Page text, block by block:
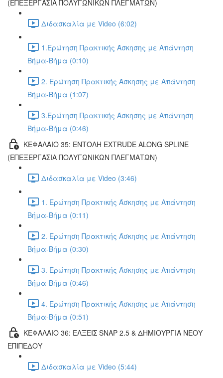
(ΕΠΕΞΕΡΓΑΣΙΑ ΠΟΛΥΓΩΝΙΚΩΝ ΠΛΕΓΜΑΤΩΝ)
Διδασκαλία με Video (6:02)
1.Ερώτηση Πρακτικής Άσκησης με Απάντηση
Βήμα-Βήμα (0:10)
2. Ερώτηση Πρακτικής Άσκησης με Απάντηση
Βήμα-Βήμα (1:07)
3.Ερώτηση Πρακτικής Άσκησης με Απάντηση
Βήμα-Βήμα (0:46)
ΚΕΦΑΛΑΙΟ 35: ΕΝΤΟΛΗ EXTRUDE ALONG SPLINE
(ΕΠΕΞΕΡΓΑΣΙΑ ΠΟΛΥΓΩΝΙΚΩΝ ΠΛΕΓΜΑΤΩΝ)
Διδασκαλία με Video (3:46)
1. Ερώτηση Πρακτικής Άσκησης με Απάντηση
Βήμα-Βήμα (0:11)
2. Ερώτηση Πρακτικής Άσκησης με Απάντηση
Βήμα-Βήμα (0:30)
3. Ερώτηση Πρακτικής Άσκησης με Απάντηση
Βήμα-Βήμα (0:46)
4. Ερώτηση Πρακτικής Άσκησης με Απάντηση
Βήμα-Βήμα (0:51)
ΚΕΦΑΛΑΙΟ 36: ΕΛΞΕΙΣ SNAP 2.5 & ΔΗΜΙΟΥΡΓΙΑ ΝΕΟΥ
ΕΠΙΠΕΔΟΥ
Διδασκαλία με Video (5:44)